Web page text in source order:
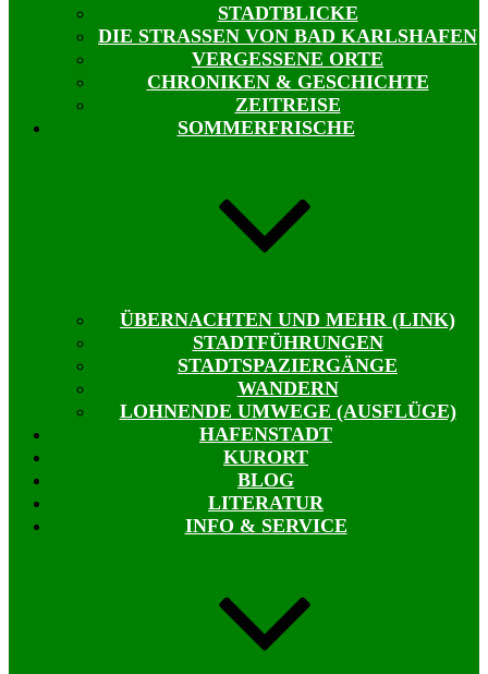
STADTBLICKE
DIE STRASSEN VON BAD KARLSHAFEN
VERGESSENE ORTE
CHRONIKEN & GESCHICHTE
ZEITREISE
SOMMERFRISCHE
ÜBERNACHTEN UND MEHR (LINK)
STADTFÜHRUNGEN
STADTSPAZIERGÄNGE
WANDERN
LOHNENDE UMWEGE (AUSFLÜGE)
HAFENSTADT
KURORT
BLOG
LITERATUR
INFO & SERVICE